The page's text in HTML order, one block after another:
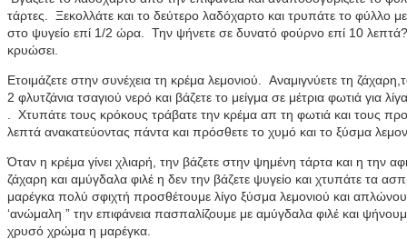
τάρτες. Ξεκολλάτε και το δεύτερο λαδόχαρτο και τρυπάτε το
στο ψυγείο επί 1/2 ώρα. Την ψήνετε σε δυνατό φούρνο επί 10
κρυώσει.
Ετοιμάζετε στην συνέχεια τη κρέμα λεμονιού. Αναμιγνύετε τη
2 φλυτζάνια τσαγιού νερό και βάζετε το μείγμα σε μέτρια φωτιά για
. Χτυπάτε τους κρόκους τράβατε την κρέμα απ τη φωτιά και τους
λεπτά ανακατεύοντας πάντα και πρόσθετε το χυμό και το ξύσμα
Όταν η κρέμα γίνει χλιαρή, την βάζετε στην ψημένη τάρτα και η την
ζάχαρη και αμύγδαλα φιλέ η δεν την βάζετε ψυγείο και χτυπάτε τα
μαρέγκα πολύ σφιχτή προσθέτουμε λίγο ξύσμα λεμονιού και
‘ανώμαλη ” την επιφάνεια πασπαλίζουμε με αμύγδαλα φιλέ και
χρυσό χρώμα η μαρέγκα.